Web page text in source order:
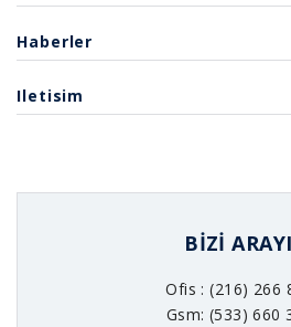
Haberler
Iletisim
BIZI
Ofis : (216) 266
Gsm: (533) 660